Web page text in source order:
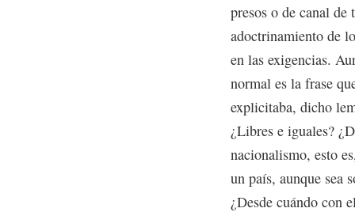
presos o de canal de
adoctrinamiento de
en las exigencias.
normal es la frase
explicitaba, dicho
¿Libres e iguales?
nacionalismo, esto
un país, aunque sea
¿Desde cuándo con